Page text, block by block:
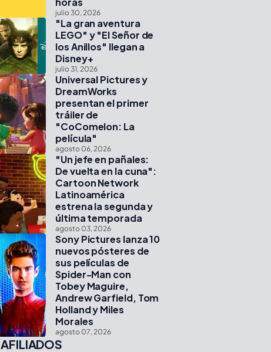
julio 30, 2026
"La gran aventura
LEGO" y "El Señor de
los Anillos" llegan a
Disney+
julio 31, 2026
Universal Pictures y
DreamWorks
presentan el primer
tráiler de
"CoComelon: La
película"
agosto 06, 2026
"Un jefe en pañales:
De vuelta en la cuna":
Cartoon Network
Latinoamérica
estrena la segunda y
última temporada
agosto 03, 2026
Sony Pictures lanza 10
nuevos pósteres de
sus películas de
Spider-Man con
Tobey Maguire,
Andrew Garfield, Tom
Holland y Miles
Morales
agosto 07, 2026
AFILIADOS